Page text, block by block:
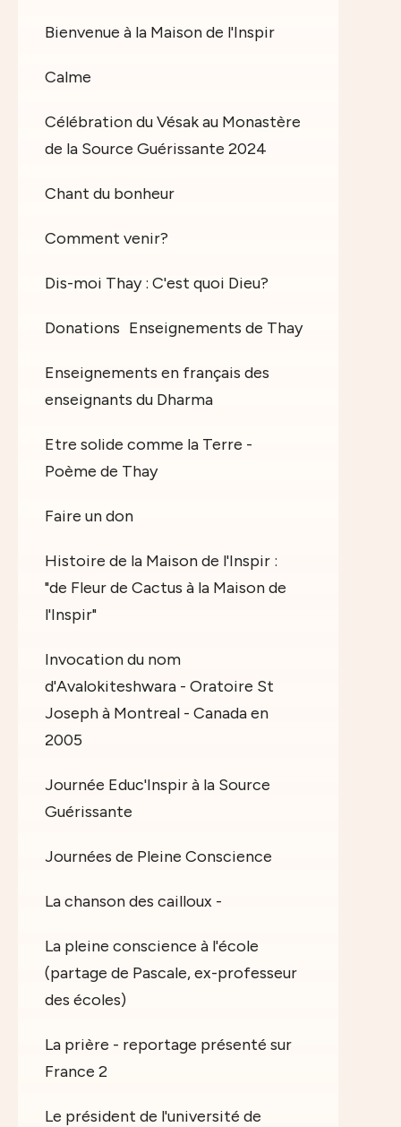
Bienvenue à la Maison de l'Inspir
Calme
Célébration du Vésak au Monastère
de la Source Guérissante 2024
Chant du bonheur
Comment venir?
Dis-moi Thay : C'est quoi Dieu?
Donations Enseignements de Thay
Enseignements en français des
enseignants du Dharma
Etre solide comme la Terre -
Poème de Thay
Faire un don
Histoire de la Maison de l'Inspir :
"de Fleur de Cactus à la Maison de
l'Inspir"
Invocation du nom
d'Avalokiteshwara - Oratoire St
Joseph à Montreal - Canada en
2005
Journée Educ'Inspir à la Source
Guérissante
Journées de Pleine Conscience
La chanson des cailloux -
La pleine conscience à l'école
(partage de Pascale, ex-professeur
des écoles)
La prière - reportage présenté sur
France 2
Le président de l'université de